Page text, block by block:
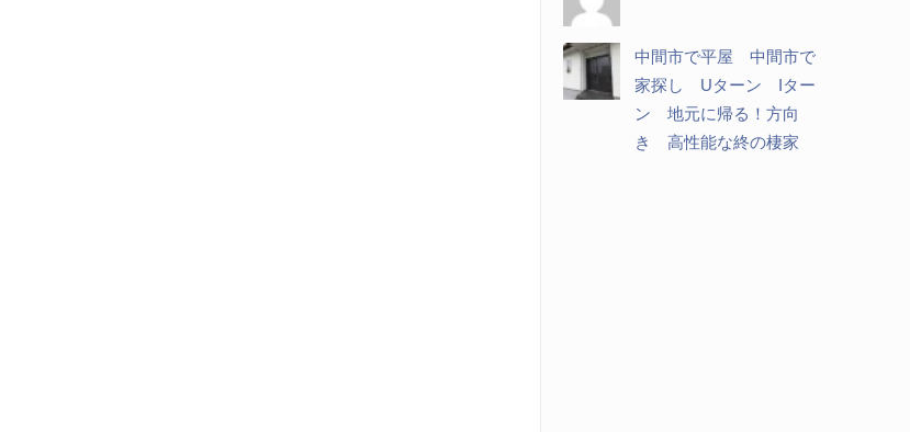
中間市で平屋 中間市で
家探し Uターン Iター
ン 地元に帰る！方向
き 高性能な終の棲家